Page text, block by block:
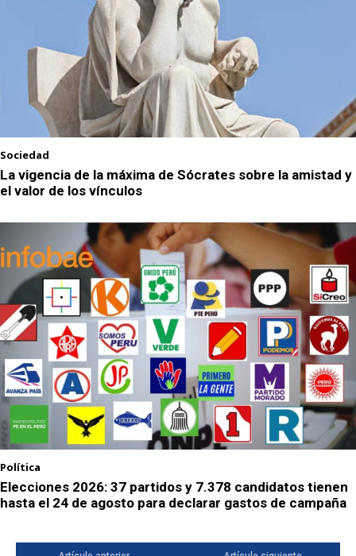
Sociedad
La vigencia de la máxima de Sócrates sobre la amistad y
el valor de los vínculos
Política
Elecciones 2026: 37 partidos y 7.378 candidatos tienen
hasta el 24 de agosto para declarar gastos de campaña